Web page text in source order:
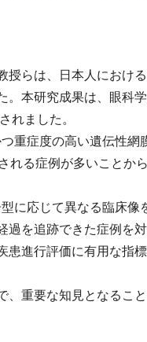
らは、日本人におけ
本研究成果は、眼科
れました。
重症度の高い遺伝性網
る症例が多いことか
に応じて異なる臨床像
を追跡できた症例を
進行評価に有用な指
重要な知見となること